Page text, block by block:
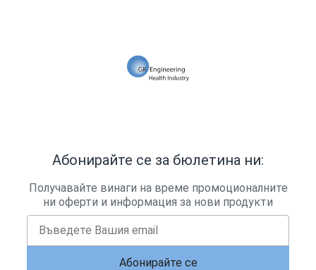
Абонирайте се за бюлетина ни:
Получавайте винаги на време промоционалните
ни оферти и информация за нови продукти
Абонирайте се